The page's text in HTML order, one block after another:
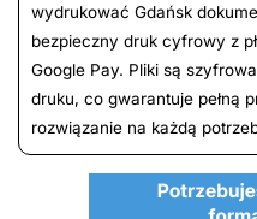
wydrukować Gdańsk
bezpieczny druk cyfrowy z
Google Pay. Pliki są
druku, co gwarantuje pełną
rozwiązanie na każdą